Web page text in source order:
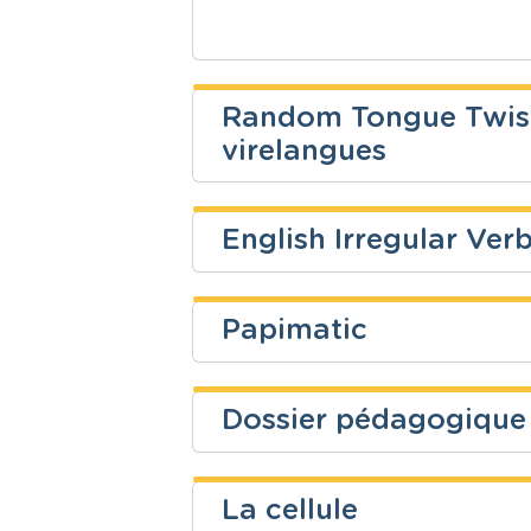
Random Tongue
virelangues
Secondaire
English Irregular
Secondaire Anglais
Papimatic
Dossier
La cellule